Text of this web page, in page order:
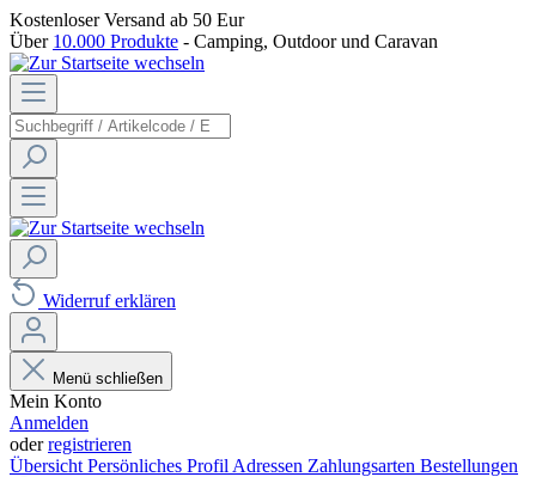
Kostenloser Versand ab 50 Eur
Über 10.000 Produkte - Camping, Outdoor und Caravan
Widerruf erklären
Menü schließen
Mein Konto
Anmelden
oderregistrieren
Übersicht Persönliches Profil Adressen Zahlungsarten Bestellungen